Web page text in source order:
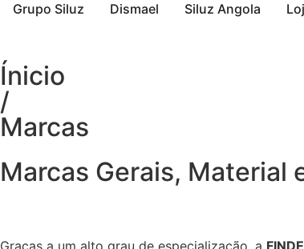
Grupo Siluz Dismael Siluz Angola
Ínicio
/
Marcas
Marcas Gerais, Material